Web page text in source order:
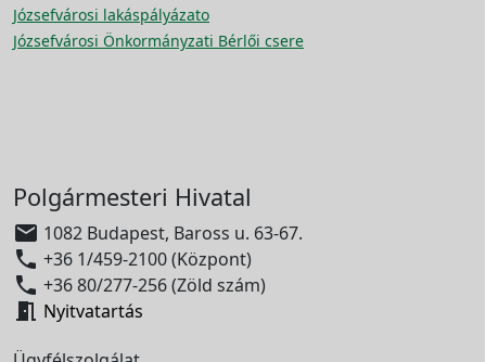
Józsefvárosi lakáspályázato
Józsefvárosi Önkormányzati Bérlői csere
Polgármesteri Hivatal
 1082 Budapest, Baross u. 63-67.
 +36 1/459-2100 (Központ)
 +36 80/277-256 (Zöld szám)
 Nyitvatartás